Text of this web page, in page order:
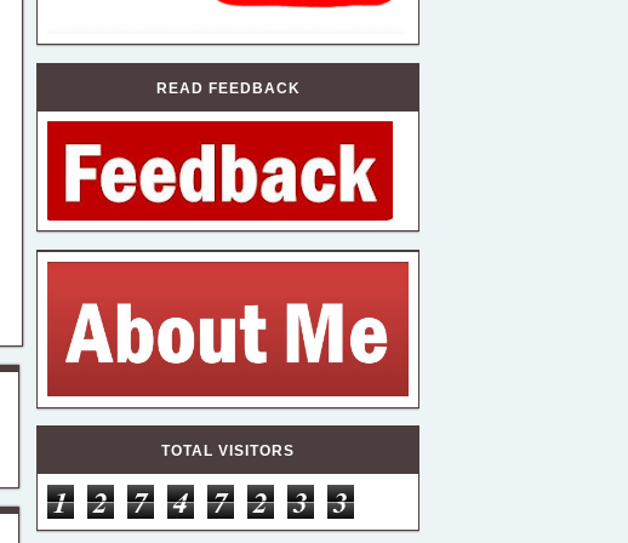
READ FEEDBACK
TOTAL VISITORS
1 2 7 4 7 2 3 3